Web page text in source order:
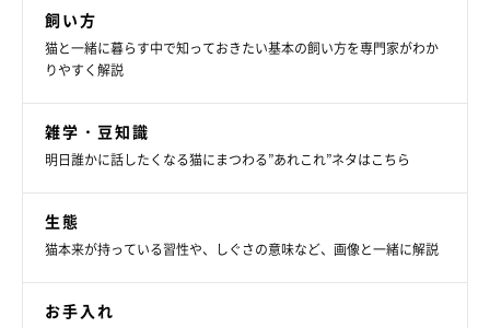
飼い方
猫と一緒に暮らす中で知っておきたい基本の飼い方を専門家がわか
りやすく解説
雑学・豆知識
明日誰かに話したくなる猫にまつわる”あれこれ”ネタはこちら
生態
猫本来が持っている習性や、しぐさの意味など、画像と一緒に解説
お手入れ